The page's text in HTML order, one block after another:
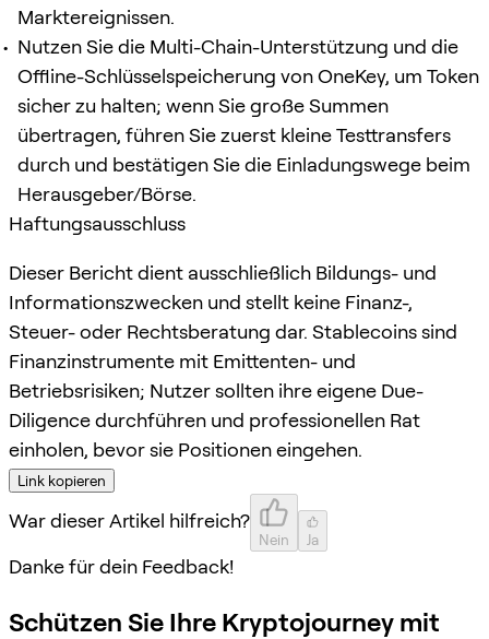
Marktereignissen.
Nutzen Sie die Multi-Chain-Unterstützung und die
Offline-Schlüsselspeicherung von OneKey, um Token
sicher zu halten; wenn Sie große Summen
übertragen, führen Sie zuerst kleine Testtransfers
durch und bestätigen Sie die Einladungswege beim
Herausgeber/Börse.
Haftungsausschluss
Dieser Bericht dient ausschließlich Bildungs- und
Informationszwecken und stellt keine Finanz-,
Steuer- oder Rechtsberatung dar. Stablecoins sind
Finanzinstrumente mit Emittenten- und
Betriebsrisiken; Nutzer sollten ihre eigene Due-
Diligence durchführen und professionellen Rat
einholen, bevor sie Positionen eingehen.
Link kopieren
War dieser Artikel hilfreich?
Nein Ja
Danke für dein Feedback!
Schützen Sie Ihre Kryptojourney mit